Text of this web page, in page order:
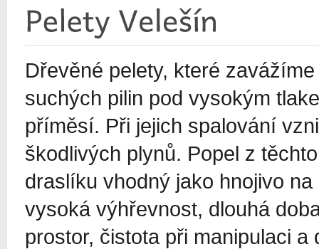
Dřevěné pelety, které
suchých pilin pod vysokým
příměsí. Při jejich spalování
škodlivých plynů. Popel z
draslíku vhodný jako hnojivo
vysoká výhřevnost, dlouhá
prostor, čistota při manipulaci a